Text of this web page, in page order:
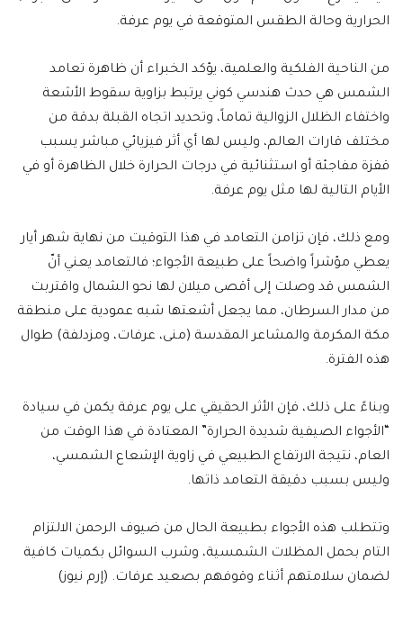
الحرارية وحالة الطقس المتوقعة في يوم عرفة.
من الناحية الفلكية والعلمية، يؤكد الخبراء أن ظاهرة تعامد
الشمس هي حدث هندسي كوني يرتبط بزاوية سقوط الأشعة
واختفاء الظلال الزوالية تماماً، وتحديد اتجاه القبلة بدقة من
مختلف قارات العالم، وليس لها أي أثر فيزيائي مباشر يسبب
قفزة مفاجئة أو استثنائية في درجات الحرارة خلال الظاهرة أو في
الأيام التالية لها مثل يوم عرفة.
ومع ذلك، فإن تزامن التعامد في هذا التوقيت من نهاية شهر أيار
يعطي مؤشراً واضحاً على طبيعة الأجواء؛ فالتعامد يعني أنّ
الشمس قد وصلت إلى أقصى ميلان لها نحو الشمال واقتربت
من مدار السرطان، مما يجعل أشعتها شبه عمودية على منطقة
مكة المكرمة والمشاعر المقدسة (منى، عرفات، ومزدلفة) طوال
هذه الفترة.
وبناءً على ذلك، فإن الأثر الحقيقي على يوم عرفة يكمن في سيادة
“الأجواء الصيفية شديدة الحرارة” المعتادة في هذا الوقت من
العام، نتيجة الارتفاع الطبيعي في زاوية الإشعاع الشمسي،
وليس بسبب دقيقة التعامد ذاتها.
وتتطلب هذه الأجواء بطبيعة الحال من ضيوف الرحمن الالتزام
التام بحمل المظلات الشمسية، وشرب السوائل بكميات كافية
لضمان سلامتهم أثناء وقوفهم بصعيد عرفات. (إرم نيوز)